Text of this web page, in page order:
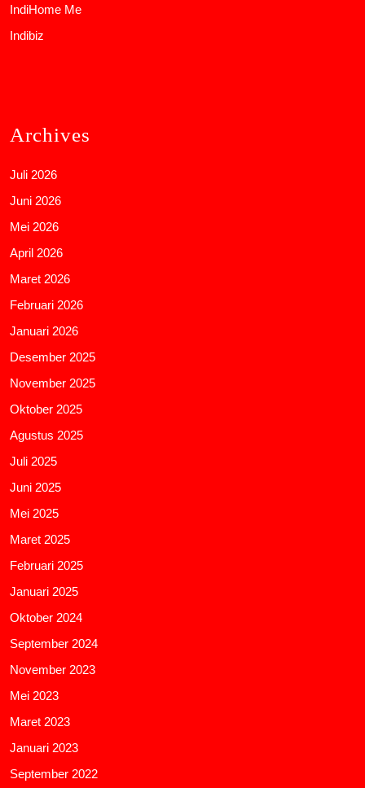
IndiHome Me
Indibiz
Archives
Juli 2026
Juni 2026
Mei 2026
April 2026
Maret 2026
Februari 2026
Januari 2026
Desember 2025
November 2025
Oktober 2025
Agustus 2025
Juli 2025
Juni 2025
Mei 2025
Maret 2025
Februari 2025
Januari 2025
Oktober 2024
September 2024
November 2023
Mei 2023
Maret 2023
Januari 2023
September 2022